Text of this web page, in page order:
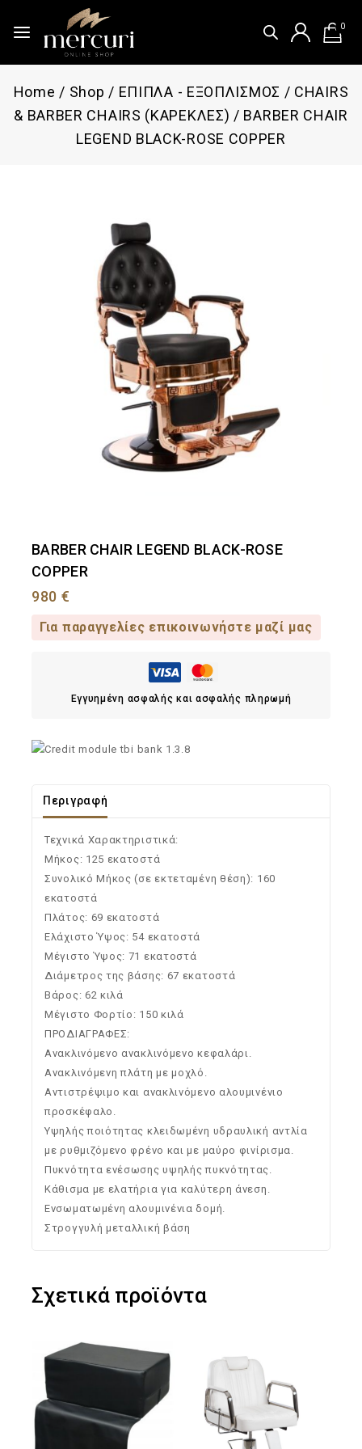
0
Home / Shop / ΕΠΙΠΛΑ - ΕΞΟΠΛΙΣΜΟΣ / CHAIRS
& BARBER CHAIRS (ΚΑΡΕΚΛΕΣ) / BARBER CHAIR
LEGEND BLACK-ROSE COPPER
BARBER CHAIR LEGEND BLACK-ROSE
COPPER
980 €
Για παραγγελίες επικοινωνήστε μαζί μας
Εγγυημένη ασφαλής και ασφαλής πληρωμή
Περιγραφή
Τεχνικά Χαρακτηριστικά:
Μήκος: 125 εκατοστά
Συνολικό Μήκος (σε εκτεταμένη θέση): 160
εκατοστά
Πλάτος: 69 εκατοστά
Ελάχιστο Ύψος: 54 εκατοστά
Μέγιστο Ύψος: 71 εκατοστά
Διάμετρος της βάσης: 67 εκατοστά
Βάρος: 62 κιλά
Μέγιστο Φορτίο: 150 κιλά
ΠΡΟΔΙΑΓΡΑΦΕΣ:
Ανακλινόμενο ανακλινόμενο κεφαλάρι.
Ανακλινόμενη πλάτη με μοχλό.
Αντιστρέψιμο και ανακλινόμενο αλουμινένιο
προσκέφαλο.
Υψηλής ποιότητας κλειδωμένη υδραυλική αντλία
με ρυθμιζόμενο φρένο και με μαύρο φινίρισμα.
Πυκνότητα ενέσωσης υψηλής πυκνότητας.
Κάθισμα με ελατήρια για καλύτερη άνεση.
Ενσωματωμένη αλουμινένια δομή.
Στρογγυλή μεταλλική βάση
Σχετικά προϊόντα